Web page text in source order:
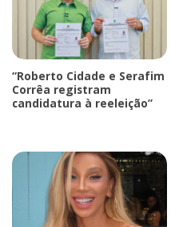
“Roberto Cidade e Serafim
Corrêa registram
candidatura à reeleição”